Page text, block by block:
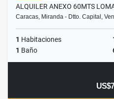
ALQUILER ANEXO 60MTS
Caracas, Miranda - Dtto. Capital,
1 Habitaciones
1 Baño